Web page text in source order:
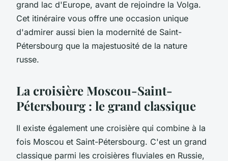
grand lac d'Europe, avant de rejoindre la Volga.
Cet itinéraire vous offre une occasion unique
d'admirer aussi bien la modernité de Saint-
Pétersbourg que la majestuosité de la nature
russe.
La croisière Moscou-Saint-
Pétersbourg : le grand classique
Il existe également une croisière qui combine à la
fois Moscou et Saint-Pétersbourg. C'est un grand
classique parmi les croisières fluviales en Russie,